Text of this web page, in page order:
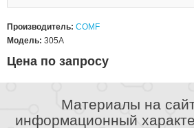
Производитель: COMF
Модель: 305A
Цена по запросу
Материалы на
информационный